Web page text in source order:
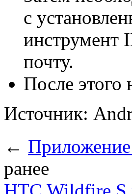
с
инструмент
почту.
После этого
Источник:
←
ранее